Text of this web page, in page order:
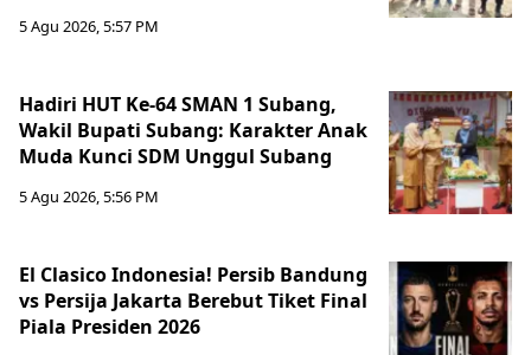
5 Agu 2026, 5:57 PM
Hadiri HUT Ke-64 SMAN 1 Subang,
Wakil Bupati Subang: Karakter Anak
Muda Kunci SDM Unggul Subang
5 Agu 2026, 5:56 PM
El Clasico Indonesia! Persib Bandung
vs Persija Jakarta Berebut Tiket Final
Piala Presiden 2026